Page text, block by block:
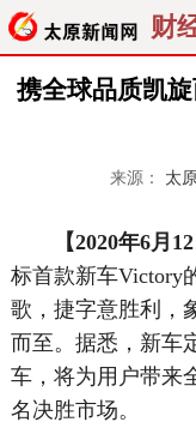
财
携全球品质凯
来源： 太
【2020年6月12
标首款新车
歌，捷字意胜利，
而至。据悉，新车
车，将为用户带来
名决胜市场。